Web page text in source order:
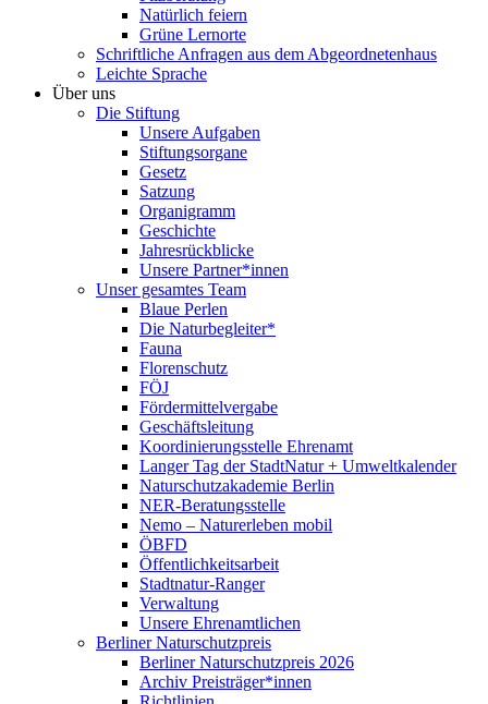
Natürlich feiern
Grüne Lernorte
Schriftliche Anfragen aus dem Abgeordnetenhaus
Leichte Sprache
Über uns
Die Stiftung
Unsere Aufgaben
Stiftungsorgane
Gesetz
Satzung
Organigramm
Geschichte
Jahresrückblicke
Unsere Partner*innen
Unser gesamtes Team
Blaue Perlen
Die Naturbegleiter*
Fauna
Florenschutz
FÖJ
Fördermittelvergabe
Geschäftsleitung
Koordinierungsstelle Ehrenamt
Langer Tag der StadtNatur + Umweltkalender
Naturschutzakademie Berlin
NER-Beratungsstelle
Nemo – Naturerleben mobil
ÖBFD
Öffentlichkeitsarbeit
Stadtnatur-Ranger
Verwaltung
Unsere Ehrenamtlichen
Berliner Naturschutzpreis
Berliner Naturschutzpreis 2026
Archiv Preisträger*innen